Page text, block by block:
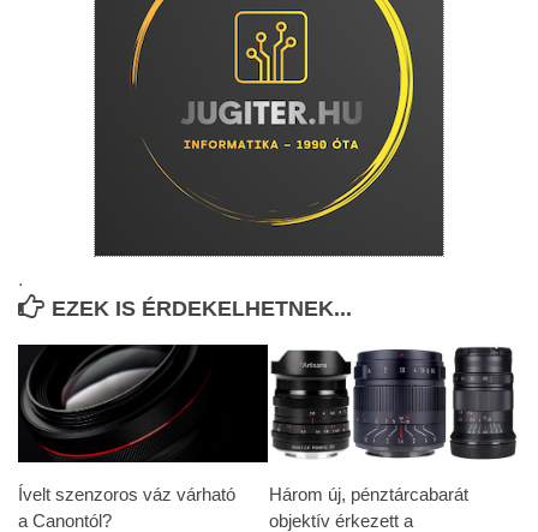
.
EZEK IS ÉRDEKELHETNEK...
Ívelt szenzoros váz várható
a Canontól?
Három új, pénztárcabarát
objektív érkezett a